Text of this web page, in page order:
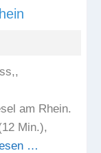
am Rhein.
Min.),
…